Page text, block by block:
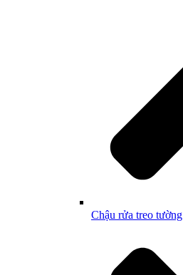
Chậu rửa treo tường